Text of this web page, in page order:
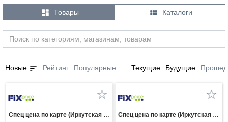
 Товары  Каталоги
Новые sort Рейтинг Популярные Текущие Будущие
Спец цена по карте (Иркутская область)
Спец цена по карте (Иркутская область)